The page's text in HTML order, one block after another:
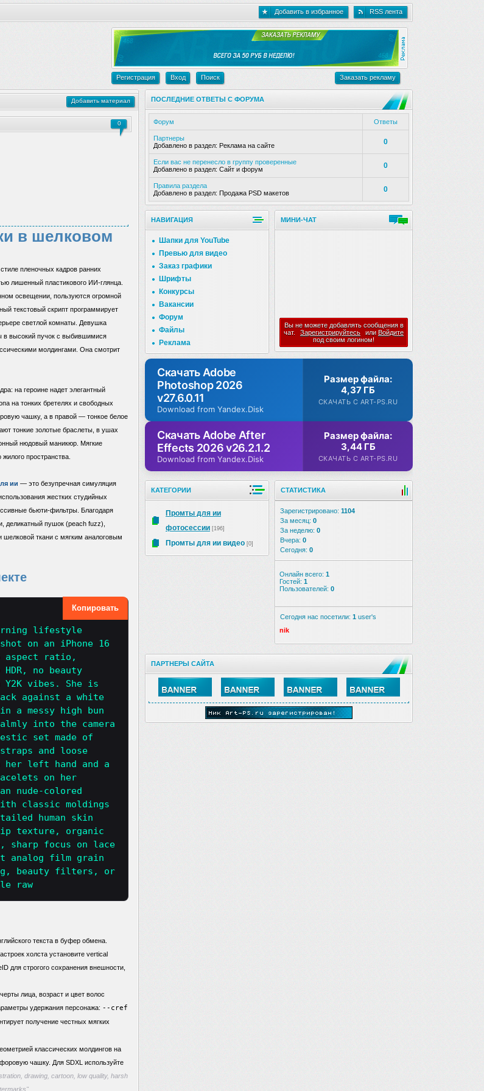
Добавить в избранное RSS лента
Регистрация Вход Поиск Заказать рекламу
Добавить материал
0
в шелковом
пленочных кадров ранних
лишенный пластикового ИИ-глянца.
освещении, пользуются огромной
текстовый скрипт программирует
светлой комнаты. Девушка
в высокий пучок с выбившимися
молдингами. Она смотрит
на героине надет элегантный
на тонких бретелях и свободных
чашку, а в правой — тонкое белое
тонкие золотые браслеты, в ушах
нюдовый маникюр. Мягкие
пространства.
ии — это безупречная симуляция
жестких студийных
бьюти-фильтры. Благодаря
деликатный пушок (peach fuzz),
шелковой ткани с мягким аналоговым
lifestyle
on an iPhone 16
aspect ratio,
no beauty
vibes. She is
against a white
a messy high bun
into the camera
set made of
and loose
her left hand and a
on her
nude-colored
classic moldings
human skin
texture, organic
sharp focus on lace
analog film grain
beauty filters, or
raw
Копировать
текста в буфер обмена.
холста установите vertical
для строгого сохранения внешности,
лица, возраст и цвет волос
удержания персонажа: --cref
получение честных мягких
классических молдингов на
чашку. Для SDXL используйте
drawing, cartoon, low quality, harsh
ПОСЛЕДНИЕ ОТВЕТЫ С ФОРУМА
Форум Ответы
Партнеры
Добавлено в раздел: Реклама на сайте 0
Если вас не перенесло в группу проверенные
Добавлено в раздел: Сайт и форум 0
Правила раздела
Добавлено в раздел: Продажа PSD макетов 0
НАВИГАЦИЯ
Шапки для YouTube
Превью для видео
Заказ графики
Шрифты
Конкурсы
Вакансии
Форум
Файлы
Реклама
МИНИ-ЧАТ
Вы не можете добавлять сообщения в
чат.
Зарегистрируйтесь или Войдите
под своим логином!
Скачать Adobe
Photoshop 2026
v27.6.0.11
Download from Yandex.Disk
Размер файла:
4,37 ГБ
СКАЧАТЬ С ART-PS.RU
Скачать Adobe After
Effects 2026 v26.2.1.2
Download from Yandex.Disk
Размер файла:
3,44 ГБ
СКАЧАТЬ С ART-PS.RU
КАТЕГОРИИ
Промты для ии
фотосессии [196]
Промты для ии видео [0]
СТАТИСТИКА
Зарегистрировано: 1104
За месяц: 0
За неделю: 0
Вчера: 0
Сегодня: 0
Онлайн всего: 1
Гостей: 1
Пользователей: 0
Сегодня нас посетили: 1 user's
nik
ПАРТНЕРЫ САЙТА